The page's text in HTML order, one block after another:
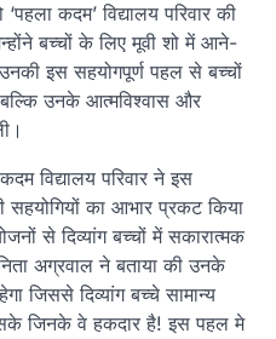
कदम’ विद्यालय परिवार की
बच्चों के लिए मूवी शो में आने-
इस सहयोगपूर्ण पहल से बच्चों
उनके आत्मविश्वास और
विद्यालय परिवार ने इस
का आभार प्रकट किया
से दिव्यांग बच्चों में सकारात्मक
अग्रवाल ने बताया की उनके
जिससे दिव्यांग बच्चे सामान्य
जिनके वे हकदार है! इस पहल मे